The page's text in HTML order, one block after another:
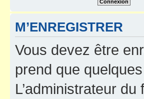
M’ENREGISTRER
Vous devez être
prend que
L’administrateur